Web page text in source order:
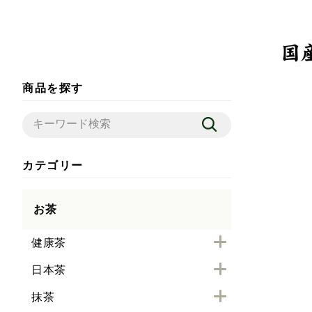
商品を探す
カテゴリー
お茶
健康茶
日本茶
抹茶